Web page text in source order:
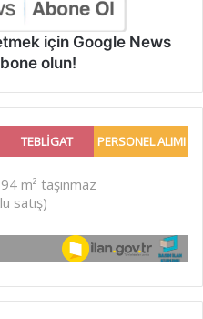
için Google News
olun!